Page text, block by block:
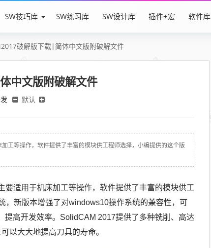
SW技巧库 SW练习库 SW设计库 插件+宏 软件库
破解版下载|简体中文版附破解文件
中文版附破解文件
默认
工等操作，软件提供了丰富的模块供工程师选择，小编提供的这个版
适用于机床加工等操作，软件提供了丰富的模块供工
，新版本增强了对windows10操作系统的兼容性，可
高开发效率。SolidCAM 2017提供了多种铣削、高达
以大大地提高刀具的寿命。